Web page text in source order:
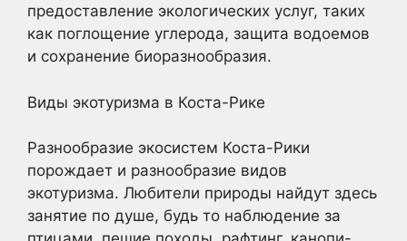
предоставление экологических услуг, таких
как поглощение углерода, защита водоемов
и сохранение биоразнообразия.
Виды экотуризма в Коста-Рике
Разнообразие экосистем Коста-Рики
порождает и разнообразие видов
экотуризма. Любители природы найдут здесь
занятие по душе, будь то наблюдение за